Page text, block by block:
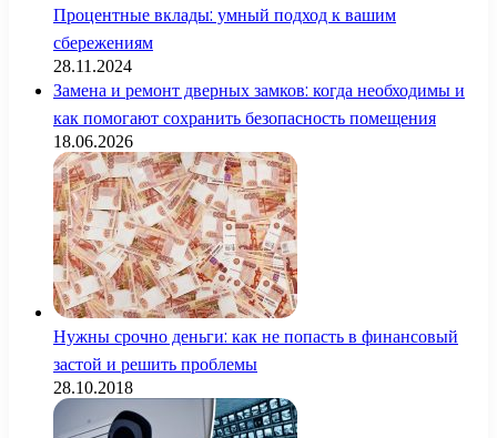
Процентные вклады: умный подход к вашим
сбережениям
28.11.2024
Замена и ремонт дверных замков: когда необходимы и
как помогают сохранить безопасность помещения
18.06.2026
Нужны срочно деньги: как не попасть в финансовый
застой и решить проблемы
28.10.2018